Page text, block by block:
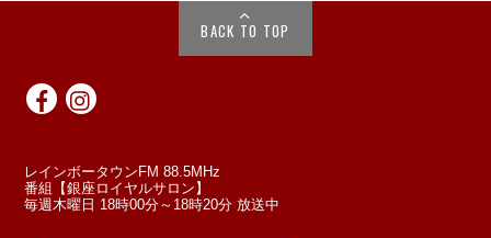
BACK TO TOP
レインボータウンFM 88.5MHz
番組【銀座ロイヤルサロン】
毎週木曜日 18時00分～18時20分 放送中